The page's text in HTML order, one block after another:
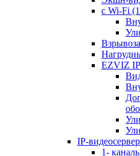
с Wi-Fi
EZVIZ
IP-
1-